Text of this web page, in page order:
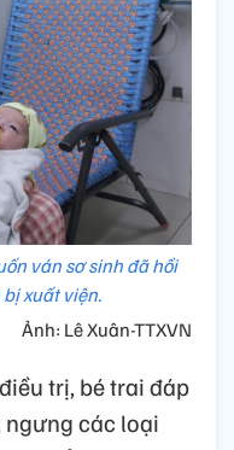
ván sơ sinh đã hồi
xuất viện.
Ảnh: Lê Xuân-TTXVN
trị, bé trai đáp
các loại